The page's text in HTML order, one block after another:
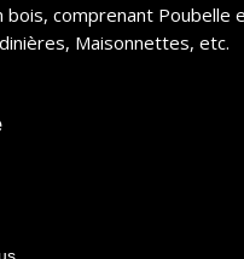
bois, comprenant Poubelle
Maisonnettes, etc.​​